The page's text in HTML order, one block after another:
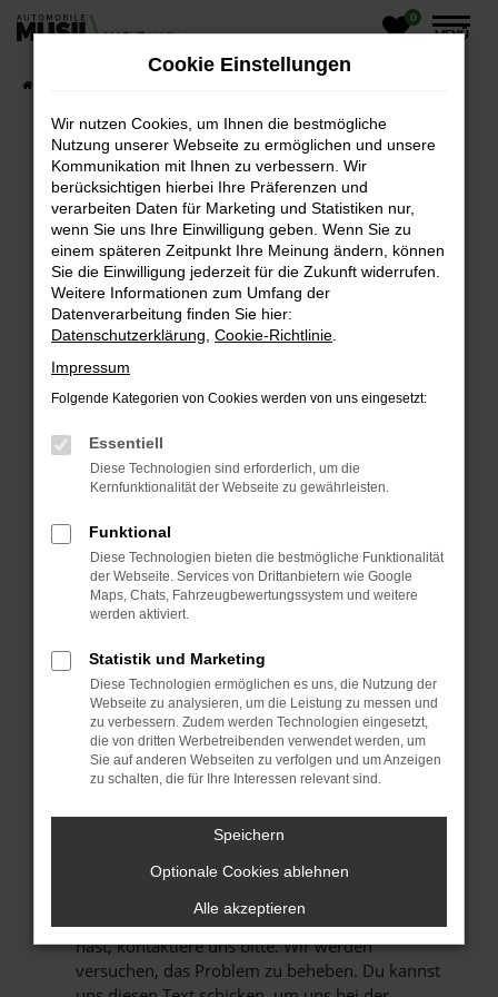
Zum
springen
0
MENÜ
UNSERE ANGEBOTE
FEHLER: NETWORK ERROR
Beim Laden ist ein Fehler aufgetreten.
Hier sind ein paar Tipps, die dir helfen können:
ÜBERPRÜFE DEINE FIREWALL UND DEINE
INTERNETVERBINDUNG.
Suchmaschine?
PRÜFE DEINE BROWSERERWEITERUNGEN.
können das Laden bestimmter Seiten
verhindern. Funktioniert die Seite in einem
anderen Browser oder in einem privaten
Fenster?
Das kann manchmal helfen, vorübergehende
Probleme zu beheben.
STELLE SICHER, DASS DEIN BROWSER UND
DEIN BETRIEBSSYSTEM AUF DEM NEUESTEN
STAND SIND.
Veraltete Software birgt nicht nur ein
Sicherheitsrisiko, sondern kann auch dazu
führen, dass bestimmte Funktionen nicht mehr
unterstützt werden.
Wenn du alle oben genannten Schritte versucht
hast, kontaktiere uns bitte. Wir werden
versuchen, das Problem zu beheben. Du kannst
Cookie Einstellungen
Wir nutzen Cookies, um Ihnen die bestmögliche
Nutzung unserer Webseite zu ermöglichen und unsere
Kommunikation mit Ihnen zu verbessern. Wir
berücksichtigen hierbei Ihre Präferenzen und
verarbeiten Daten für Marketing und Statistiken nur,
wenn Sie uns Ihre Einwilligung geben. Wenn Sie zu
einem späteren Zeitpunkt Ihre Meinung ändern, können
Sie die Einwilligung jederzeit für die Zukunft widerrufen.
Weitere Informationen zum Umfang der
Datenverarbeitung finden Sie hier:
Datenschutzerklärung Cookie-Richtlinie
Impressum
Folgende Kategorien von Cookies werden von uns eingesetzt:
Essentiell
Diese Technologien sind erforderlich, um die
Kernfunktionalität der Webseite zu gewährleisten.
Funktional
Diese Technologien bieten die bestmögliche Funktionalität
der Webseite. Services von Drittanbietern wie Google
Maps, Chats, Fahrzeugbewertungssystem und weitere
werden aktiviert.
Statistik und Marketing
Diese Technologien ermöglichen es uns, die Nutzung der
Webseite zu analysieren, um die Leistung zu messen und
zu verbessern. Zudem werden Technologien eingesetzt,
die von dritten Werbetreibenden verwendet werden, um
Sie auf anderen Webseiten zu verfolgen und um Anzeigen
zu schalten, die für Ihre Interessen relevant sind.
Speichern
Optionale Cookies ablehnen
Alle akzeptieren